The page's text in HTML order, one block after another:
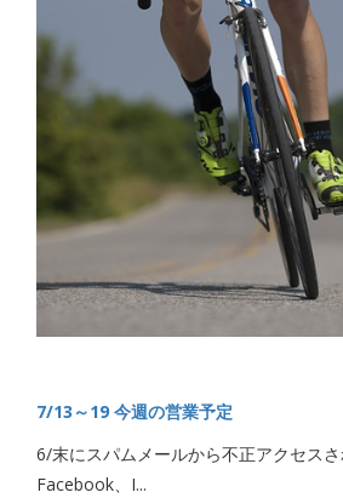
7/13～19 今週の営業予定
6/末にスパムメールから不正アクセス
Facebook、I...